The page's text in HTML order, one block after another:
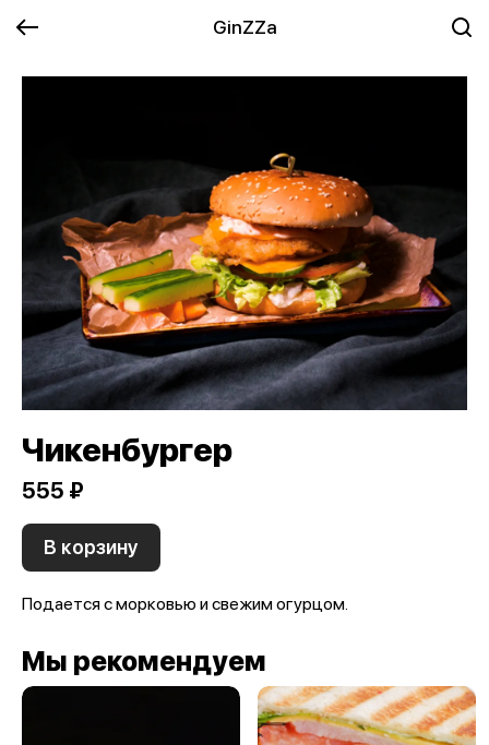
GinZZa
Чикенбургер
555 ₽
В корзину
Подается с морковью и свежим огурцом.
Мы рекомендуем